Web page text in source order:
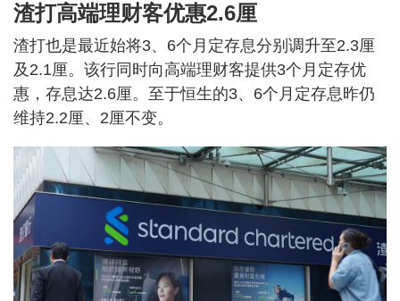
渣打高端理财客优惠2.6厘
渣打也是最近始将3、6个月定存息分别调升至2.3厘
及2.1厘。该行同时向高端理财客提供3个月定存优
惠，存息达2.6厘。至于恒生的3、6个月定存息昨仍
维持2.2厘、2厘不变。